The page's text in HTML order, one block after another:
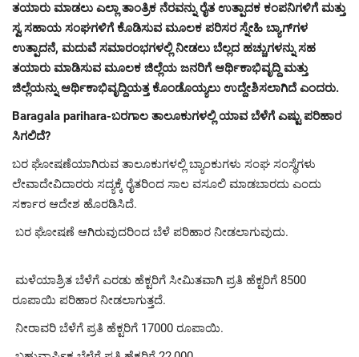
ತಯಾರು ಮಾಡಲು ಎಲ್ಲಾ ತಾಂತ್ರಿಕ ನೆರವನ್ನು ರೈತ ಉತ್ಪಾದಕ ಕಂಪನಿಗಳಿಗೆ ಮತ್ತು
ಸ್ವ ಸಹಾಯ ಸಂಘಗಳಿಗೆ ಕೊಡಿಸುವ ಮೂಲಕ ಪರಿಸರ ಸ್ನೇಹಿ ಬ್ಯಾಗ್‌ಗಳ
ಉತ್ಪಾದನೆ, ಮದುವೆ ಸಮಾರಂಭಗಳಲ್ಲಿ ನೀಡಲು ಬೆಲ್ಲದ ಹಚ್ಚುಗಳನ್ನು ಸಹ
ತಯಾರು ಮಾಡಿಸುವ ಮೂಲಕ ಜಿಲ್ಲೆಯ ಜನರಿಗೆ ಆರ್ಥಿಕಾಭಿವೃದ್ದಿ ಮತ್ತು
ಜಿಲ್ಲೆಯನ್ನು ಆರ್ಥಿಕಾಭಿವೃದ್ದಿಯತ್ತ ಕೊಂಡೊಯ್ಯಲು ಉದ್ದೇಶಿಸಲಾಗಿದೆ ಎಂದರು.
Baragala parihara-ಬರಗಾಲ ತಾಲೂಕುಗಳಲ್ಲಿ ಯಾವ ಬೆಳೆಗೆ ಎಷ್ಟು ಪರಿಹಾರ
ಸಿಗಲಿದೆ?
ಬರ ಘೋಷಣೆಯಾಗಿರುವ ತಾಲೂಕುಗಳಲ್ಲಿ ಬ್ಯಾಂಕುಗಳು ಸಂಘ ಸಂಸ್ಥೆಗಳು
ಲೇವಾದೇವಿದಾರರು ಸದ್ಯಕ್ಕೆ ರೈತರಿಂದ ಸಾಲ ವಸೂಲಿ ಮಾಡಬಾರದು ಎಂದು
ಸರ್ಕಾರ ಆದೇಶ ಹೊರಡಿಸಿದೆ.
ಬರ ಘೋಷಣೆ ಆಗಿರುವುದರಿಂದ ಬೆಳೆ ಪರಿಹಾರ ನೀಡಲಾಗುವುದು.
ಮಳೆಯಾಶ್ರಿತ ಬೆಳೆಗೆ ಎರಡು ಹೆಕ್ಟರಿಗೆ ಸೀಮಿತವಾಗಿ ಪ್ರತಿ ಹೆಕ್ಟರಿಗೆ 8500
ರೂಪಾಯಿ ಪರಿಹಾರ ನೀಡಲಾಗುತ್ತದೆ.
ನೀರಾವರಿ ಬೆಳೆಗೆ ಪ್ರತಿ ಹೆಕ್ಟರಿಗೆ 17000 ರೂಪಾಯಿ.